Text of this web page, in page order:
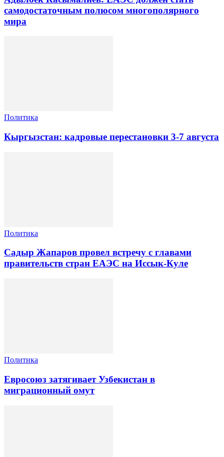
самодостаточным полюсом многополярного
мира
Политика
Кыргызстан: кадровые перестановки 3-7 августа
Политика
Садыр Жапаров провел встречу с главами
правительств стран ЕАЭС на Иссык-Куле
Политика
Евросоюз затягивает Узбекистан в
миграционный омут